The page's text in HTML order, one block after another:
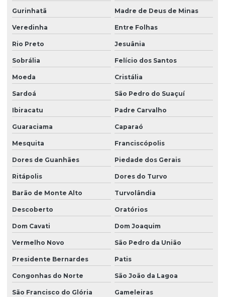
Gurinhatã Madre de Deus de Minas
Veredinha Entre Folhas
Rio Preto Jesuânia
Sobrália Felício dos Santos
Moeda Cristália
Sardoá São Pedro do Suaçuí
Ibiracatu Padre Carvalho
Guaraciama Caparaó
Mesquita Franciscópolis
Dores de Guanhães Piedade dos Gerais
Ritápolis Dores do Turvo
Barão de Monte Alto Turvolândia
Descoberto Oratórios
Dom Cavati Dom Joaquim
Vermelho Novo São Pedro da União
Presidente Bernardes Patis
Congonhas do Norte São João da Lagoa
São Francisco do Glória Gameleiras